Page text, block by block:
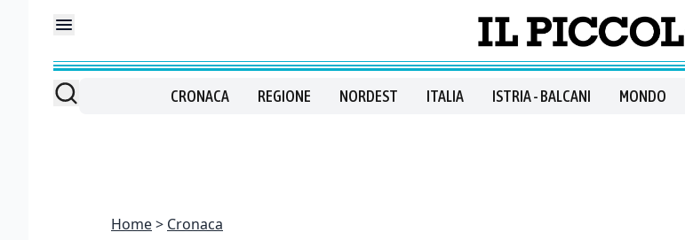
CRONACA REGIONE NORDEST ITALIA ISTRIA - BALCANI MONDO
Home Cronaca